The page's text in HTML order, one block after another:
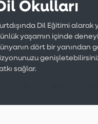
Okulları
Dil Eğitimi
yaşamın içinde
dört bir yanından
sağlar.